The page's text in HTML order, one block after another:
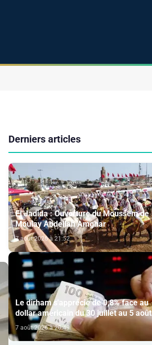
Derniers articles
El Jadida : Ouverture du Moussem de
Moulay Abdellah Amghar
7 août 2026 à 21:52
Le dirham s'apprécie de 0,8% face au
dollar américain du 30 juillet au 5 août
(BAM)
7 août 2026 à 20:49